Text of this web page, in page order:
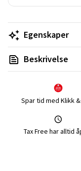
Egenskaper
Beskrivelse
Spar tid med Klikk
Tax Free har alltid